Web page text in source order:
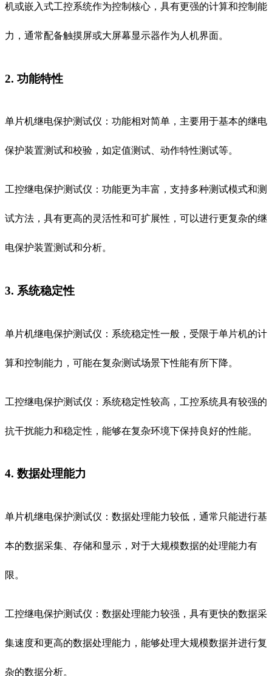
机或嵌入式工控系统作为控制核心，具有更强的计算和控制能
力，通常配备触摸屏或大屏幕显示器作为人机界面。
2. 功能特性
单片机继电保护测试仪：功能相对简单，主要用于基本的继电
保护装置测试和校验，如定值测试、动作特性测试等。
工控继电保护测试仪：功能更为丰富，支持多种测试模式和测
试方法，具有更高的灵活性和可扩展性，可以进行更复杂的继
电保护装置测试和分析。
3. 系统稳定性
单片机继电保护测试仪：系统稳定性一般，受限于单片机的计
算和控制能力，可能在复杂测试场景下性能有所下降。
工控继电保护测试仪：系统稳定性较高，工控系统具有较强的
抗干扰能力和稳定性，能够在复杂环境下保持良好的性能。
4. 数据处理能力
单片机继电保护测试仪：数据处理能力较低，通常只能进行基
本的数据采集、存储和显示，对于大规模数据的处理能力有
限。
工控继电保护测试仪：数据处理能力较强，具有更快的数据采
集速度和更高的数据处理能力，能够处理大规模数据并进行复
杂的数据分析。